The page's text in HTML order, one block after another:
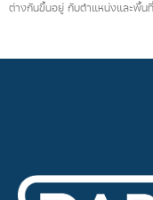
ต่างกันขึ้นอยู่ กับตำแหน่งและพื้น